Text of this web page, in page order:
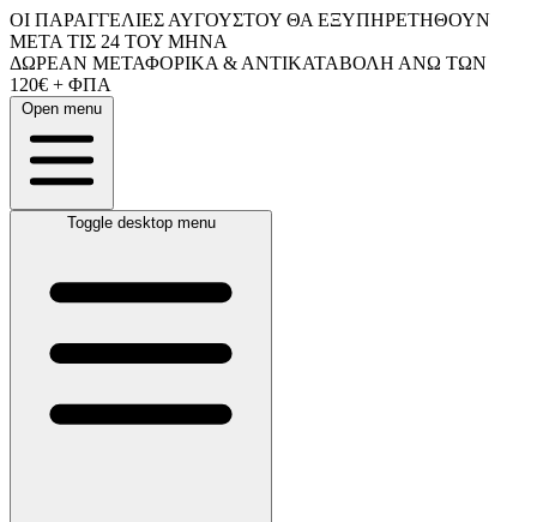
ΟΙ ΠΑΡΑΓΓΕΛΙΕΣ ΑΥΓΟΥΣΤΟΥ ΘΑ ΕΞΥΠΗΡΕΤΗΘΟΥΝ
ΜΕΤΑ ΤΙΣ 24 ΤΟΥ ΜΗΝΑ
ΔΩΡΕΑΝ ΜΕΤΑΦΟΡΙΚΑ & ΑΝΤΙΚΑΤΑΒΟΛΗ ΑΝΩ ΤΩΝ
120€ + ΦΠΑ
Open menu
Toggle desktop menu